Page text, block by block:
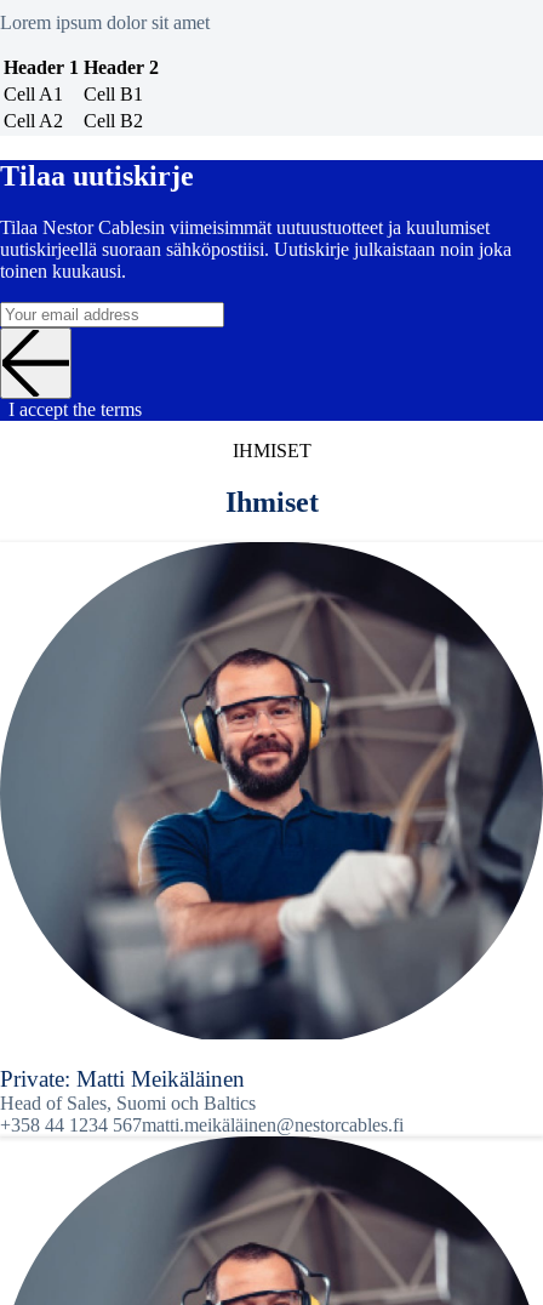
Lorem ipsum dolor sit amet
Header 1 Header 2
Cell A1
Cell B1
Cell A2
Cell B2
Tilaa uutiskirje
Tilaa Nestor Cablesin viimeisimmät uutuustuotteet ja kuulumiset
uutiskirjeellä suoraan sähköpostiisi. Uutiskirje julkaistaan noin joka
toinen kuukausi.
I accept the terms
IHMISET
Ihmiset
Private: Matti Meikäläinen
Head of Sales, Suomi och Baltics
+358 44 1234 567matti.meikäläinen@nestorcables.fi